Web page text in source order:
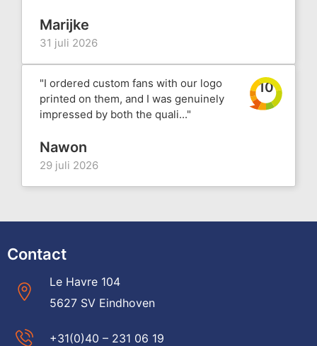
Marijke
31 juli 2026
"I ordered custom fans with our logo
printed on them, and I was genuinely
impressed by both the quali..."
10
Nawon
29 juli 2026
Contact
Le Havre 104
5627 SV Eindhoven
+31(0)40 – 231 06 19